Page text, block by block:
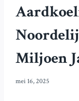
Miljoen
mei 16, 2025